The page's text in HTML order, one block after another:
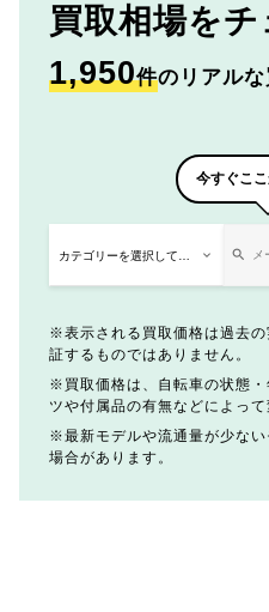
買取相場をチ
1,950件のリアルな
今すぐここ
表示される買取価格は過去
証するものではありません。
買取価格は、自転車の状態
ツや付属品の有無などによって
最新モデルや流通量が少な
場合があります。